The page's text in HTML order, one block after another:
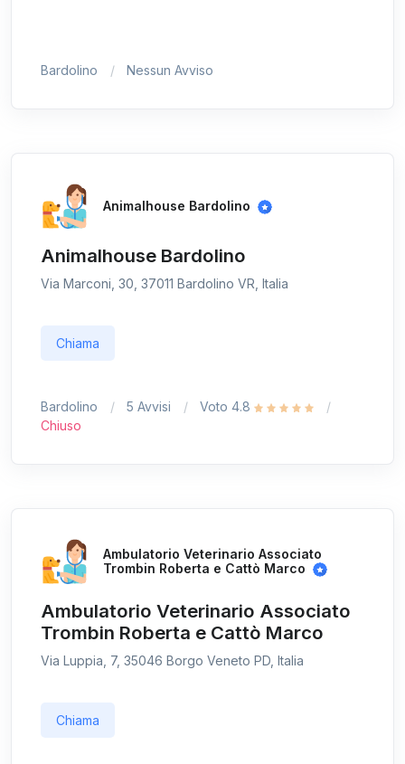
Bardolino Nessun Avviso
Animalhouse Bardolino
Animalhouse Bardolino
Via Marconi, 30, 37011 Bardolino VR, Italia
Chiama
Bardolino 5 Avvisi
Voto 4.8
Chiuso
Ambulatorio Veterinario Associato
Trombin Roberta e Cattò Marco
Ambulatorio Veterinario Associato
Trombin Roberta e Cattò Marco
Via Luppia, 7, 35046 Borgo Veneto PD, Italia
Chiama